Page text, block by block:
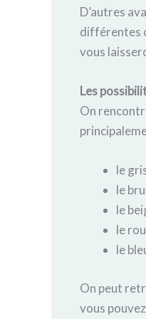
D’autres
différentes
vous
Les
On
le
le
le
le
le
On peut
vous